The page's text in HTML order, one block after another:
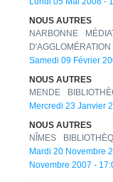
NOUS AUTRES
NARBONNE
Samedi 09 Février
NOUS AUTRES
MENDE
Mercredi 23 Janvier
NOUS AUTRES
NÎMES
Mardi 20 Novembre
Novembre 2007 -